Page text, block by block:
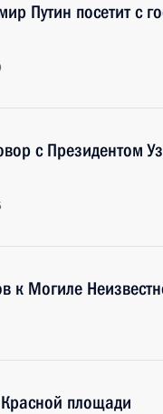
Путин посетит с
с Президентом
к Могиле
площади